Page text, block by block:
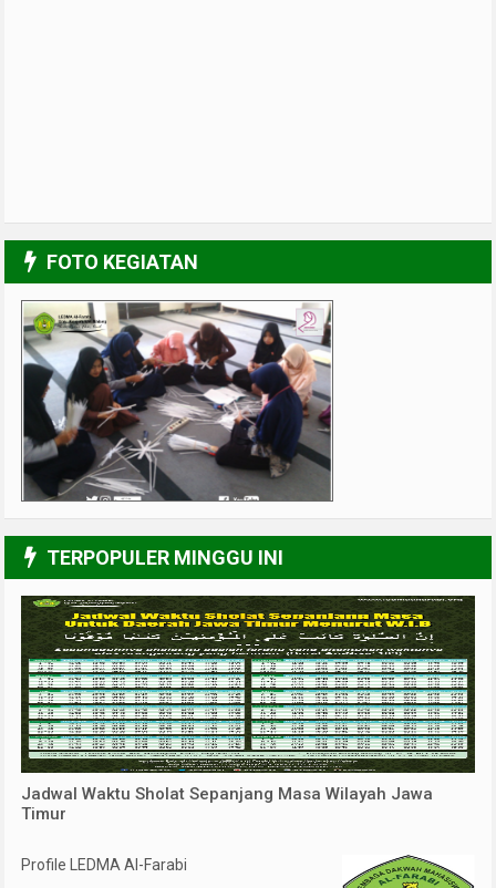
FOTO KEGIATAN
5/6
TERPOPULER MINGGU INI
Jadwal Waktu Sholat Sepanjang Masa Wilayah Jawa
Timur
Profile LEDMA Al-Farabi